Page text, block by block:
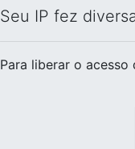
Seu IP fez
Para liberar o acesso